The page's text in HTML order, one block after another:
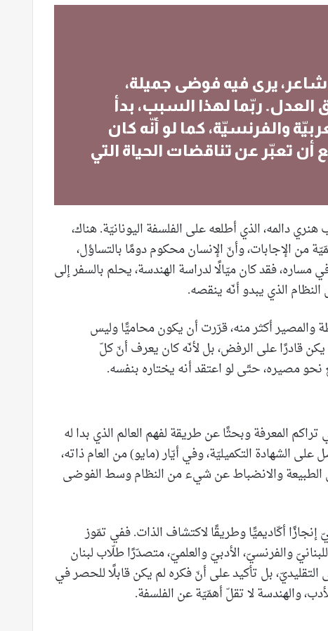
يرى فيه فوضى جميلة،
ربّما لهذا السبب، بدأ
والفرنسيّة، كما لو أنّه كان
أن تعبّر عن تناقضات الحياة التي
دالمه، الذي أطلعه على الفلسفة اليونانيّة. هناك،
من الإجابات، وأنّ الإنسان محكوم دومًا بالتساؤل،
فقد كان ميّالًا لدراسة الهندسة، يحلم بالسفر إلى
النظام الذي يبدو أنّه ينقصه.
والمصير أكثر منه، قرّرت أن يكون محاميًّا وليس
قادرًا على الرفض، بل لأنّه كان يعرف أنّ كلّ
نحو مصيره، حتّى لو اعتقد أنه يختاره بنفسه.
المعرفة وبحثًا عن طريقة لفهم العالم الذي بدا له
متناسق. في العام 1934، حصل على الشهادة التكميليّة، وفي أيّار (مايو) من العام ذاته،
الطبيعة والانضباط عن شيء من النظام وسط الفوضى
أكّاديميًّا وطريقًا لاكتشاف الذات. ففي تمّوز
اللبنانيّ والفرنسيّ، الأدبيّ والعلميّ، متصدّرًا طلّاب لبنان
التقليديّ، بل تأكيد على أنّ فكره لم يكن قابلًا للحصر في
والهندسة لا تقلّ أهمّيّة عن الفلسفة.